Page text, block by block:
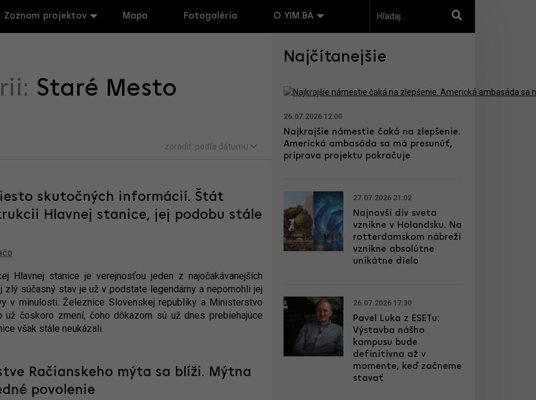
Zoznam projektov Mapa Fotogaléria O YIM.BA
Staré Mesto
zoradiť: podľa dátumu
skutočných informácií. Štát
Hlavnej stanice, jej podobu stále
Hlavnej stanice je verejnosťou jeden z najočakávanejších
zlý súčasný stav je už v podstate legendárny a nepomohli jej
v minulosti. Železnice Slovenskej republiky a Ministerstvo
už čoskoro zmení, čoho dôkazom sú už dnes prebiehajúce
však stále neukázali.
Račianskeho mýta sa blíži. Mýtna
povolenie
Najčítanejšie
26.07.2026 12:00
Najkrajšie námestie čaká na zlepšenie.
Americká ambasáda sa má presunúť,
príprava projektu pokračuje
27.07.2026 21:02
Najnovší div sveta
vznikne v Holandsku. Na
rotterdamskom nábreží
vznikne absolútne
unikátne dielo
26.07.2026 17:30
Pavel Luka z ESETu:
Výstavba nášho
kampusu bude
definitívna až v
momente, keď začneme
stavať